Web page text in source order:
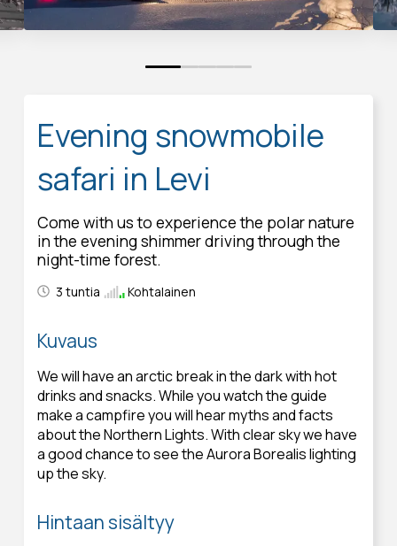
0 1 2 3 4
Evening snowmobile
safari in Levi
Come with us to experience the polar nature
in the evening shimmer driving through the
night-time forest.
3 tuntia Kohtalainen
Kuvaus
We will have an arctic break in the dark with hot
drinks and snacks. While you watch the guide
make a campfire you will hear myths and facts
about the Northern Lights. With clear sky we have
a good chance to see the Aurora Borealis lighting
up the sky.
Hintaan sisältyy